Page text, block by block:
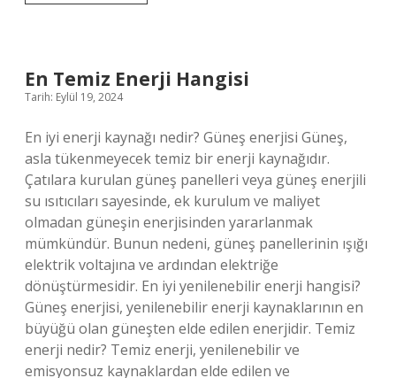
Nazar
En Temiz Enerji Hangisi
Tarih: Eylül 19, 2024
En iyi enerji kaynağı nedir? Güneş enerjisi Güneş,
asla tükenmeyecek temiz bir enerji kaynağıdır.
Çatılara kurulan güneş panelleri veya güneş enerjili
su ısıtıcıları sayesinde, ek kurulum ve maliyet
olmadan güneşin enerjisinden yararlanmak
mümkündür. Bunun nedeni, güneş panellerinin ışığı
elektrik voltajına ve ardından elektriğe
dönüştürmesidir. En iyi yenilenebilir enerji hangisi?
Güneş enerjisi, yenilenebilir enerji kaynaklarının en
büyüğü olan güneşten elde edilen enerjidir. Temiz
enerji nedir? Temiz enerji, yenilenebilir ve
emisyonsuz kaynaklardan elde edilen ve